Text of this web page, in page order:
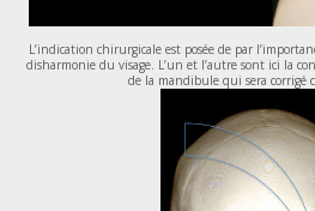
L’indication chirurgicale est posée de par
disharmonie du visage. L’un et l’autre sont ici la
de la mandibule qui sera corrigé